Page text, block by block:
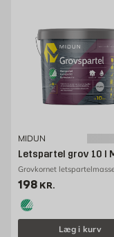
MIDUN
Letspartel grov 10 l
Grovkornet
Pris 198 kr. /stk
198 KR.
Læg i kurv